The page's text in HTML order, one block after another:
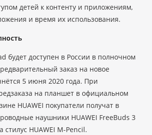
детей к контенту и приложениям,
и время их использования.
будет доступен в России в полночном
заказ на новое
5 июня 2020 года. При
на планшет в официальном
HUAWEI покупатели получат в
наушники HUAWEI FreeBuds 3
стилус HUAWEI M-Pencil.